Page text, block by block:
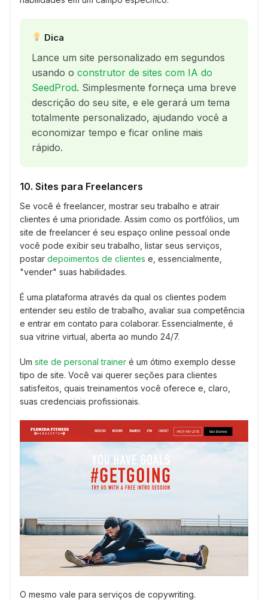
Dica
Lance um site personalizado em segundos
usando o construtor de sites com IA do
SeedProd. Simplesmente forneça uma breve
descrição do seu site, e ele gerará um tema
totalmente personalizado, ajudando você a
economizar tempo e ficar online mais
rápido.
10. Sites para Freelancers
Se você é freelancer, mostrar seu trabalho e atrair
clientes é uma prioridade. Assim como os portfólios, um
site de freelancer é seu espaço online pessoal onde
você pode exibir seu trabalho, listar seus serviços,
postar depoimentos de clientes e, essencialmente,
"vender" suas habilidades.
É uma plataforma através da qual os clientes podem
entender seu estilo de trabalho, avaliar sua competência
e entrar em contato para colaborar. Essencialmente, é
sua vitrine virtual, aberta ao mundo 24/7.
Um site de personal trainer é um ótimo exemplo desse
tipo de site. Você vai querer seções para clientes
satisfeitos, quais treinamentos você oferece e, claro,
suas credenciais profissionais.
O mesmo vale para serviços de copywriting.